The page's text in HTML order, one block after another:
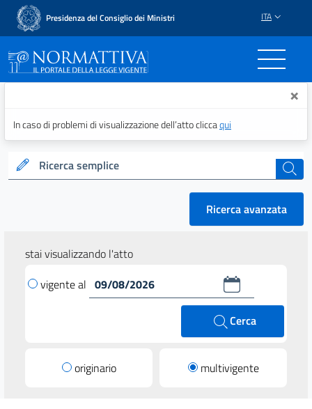
Presidenza del Consiglio dei Ministri ITA
Normattiva - Il portale ×
In caso di problemi di visualizzazione dell’atto cliccaqui
Ricerca semplice cerca
Ricerca avanzata
stai visualizzando l'atto
vigente al
Cerca
originario multivigente